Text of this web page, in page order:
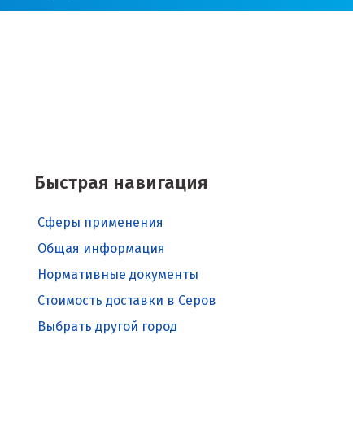
Быстрая навигация
Сферы применения
Общая информация
Нормативные документы
Стоимость доставки в Серов
Выбрать другой город